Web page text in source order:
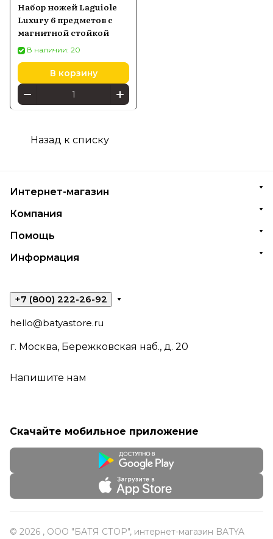
Набор ножей Laguiole
Luxury 6 предметов с
магнитной стойкой
В наличии: 20
В корзину
Назад к списку
Интернет-магазин
Компания
Помощь
Информация
+7 (800) 222-26-92
hello@batyastore.ru
г. Москва, Бережковская наб., д. 20
Напишите нам
Скачайте мобильное приложение
© 2026 , ООО "БАТЯ СТОР", интернет-магазин BATYA